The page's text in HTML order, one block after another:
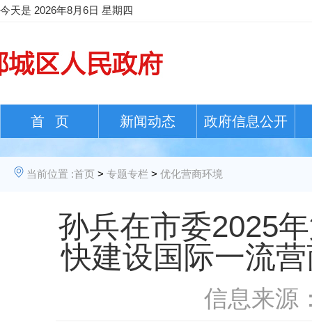
今天是 2026年8月6日 星期四
首 页 新闻动态 政府信息公开
当前位置 :首页 > 专题专栏 > 优化营商环境
孙兵在市委2025
快建设国际一流
信息来源